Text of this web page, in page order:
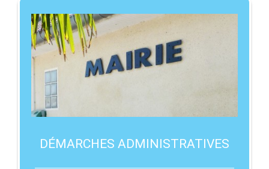
DÉMARCHES ADMINISTRATIVES